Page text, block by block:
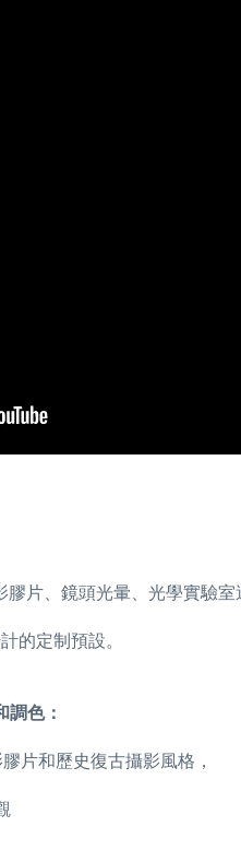
片、鏡頭光暈、光學實驗
的定制預設。
色：
片和歷史復古攝影風格，